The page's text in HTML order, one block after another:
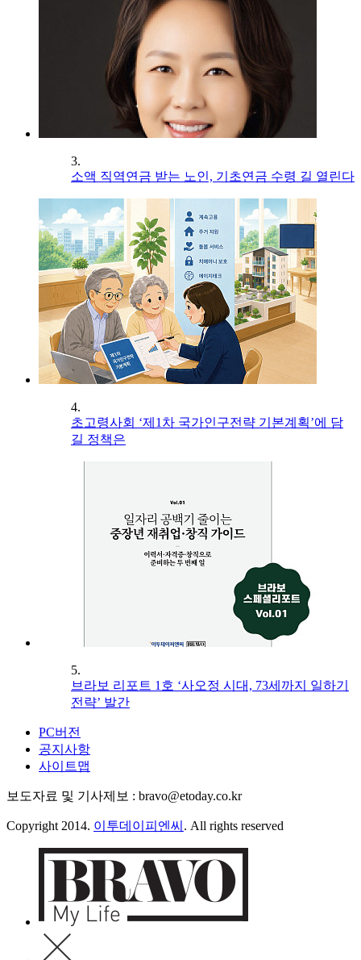
3.
소액 직역연금 받는 노인, 기초연금 수령 길 열린다
4.
초고령사회 ‘제1차 국가인구전략 기본계획’에 담
길 정책은
5.
브라보 리포트 1호 ‘사오정 시대, 73세까지 일하기
전략’ 발간
PC버전
공지사항
사이트맵
보도자료 및 기사제보 : bravo@etoday.co.kr
Copyright 2014. 이투데이피엔씨 . All rights reserved